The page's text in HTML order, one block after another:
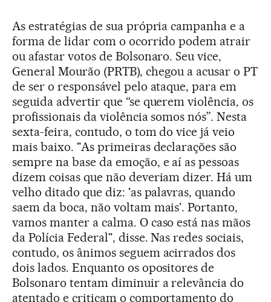
As estratégias de sua própria campanha e a
forma de lidar com o ocorrido podem atrair
ou afastar votos de Bolsonaro. Seu vice,
General Mourão (PRTB), chegou a acusar o PT
de ser o responsável pelo ataque, para em
seguida advertir que “se querem violência, os
profissionais da violência somos nós”. Nesta
sexta-feira, contudo, o tom do vice já veio
mais baixo. "As primeiras declarações são
sempre na base da emoção, e aí as pessoas
dizem coisas que não deveriam dizer. Há um
velho ditado que diz: 'as palavras, quando
saem da boca, não voltam mais'. Portanto,
vamos manter a calma. O caso está nas mãos
da Polícia Federal", disse. Nas redes sociais,
contudo, os ânimos seguem acirrados dos
dois lados. Enquanto os opositores de
Bolsonaro tentam diminuir a relevância do
atentado e criticam o comportamento do